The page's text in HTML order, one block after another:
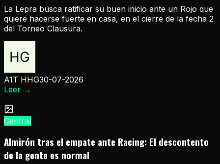
La Lepra busca ratificar su buen inicio ante un Rojo que
quiere hacerse fuerte en casa, en el cierre de la fecha 2
del Torneo Clausura.
A1T HHG30-07-2026
Leer →
Central
Almirón tras el empate ante Racing: El descontento
de la gente es normal